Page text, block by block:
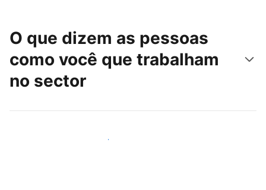
O que dizem as pessoas
como você que trabalham
no sector
Junte-se a outros anfitriões como você